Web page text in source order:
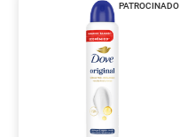
PATROCINADO